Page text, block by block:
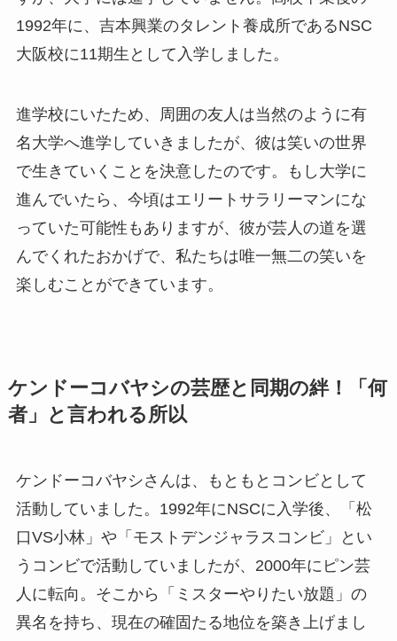
1992年に、吉本興業のタレント養成所であるNSC
大阪校に11期生として入学しました。
進学校にいたため、周囲の友人は当然のように有
名大学へ進学していきましたが、彼は笑いの世界
で生きていくことを決意したのです。もし大学に
進んでいたら、今頃はエリートサラリーマンにな
っていた可能性もありますが、彼が芸人の道を選
んでくれたおかげで、私たちは唯一無二の笑いを
楽しむことができています。
ケンドーコバヤシの芸歴と同期の絆！「何
者」と言われる所以
ケンドーコバヤシさんは、もともとコンビとして
活動していました。1992年にNSCに入学後、「松
口VS小林」や「モストデンジャラスコンビ」とい
うコンビで活動していましたが、2000年にピン芸
人に転向。そこから「ミスターやりたい放題」の
異名を持ち、現在の確固たる地位を築き上げまし